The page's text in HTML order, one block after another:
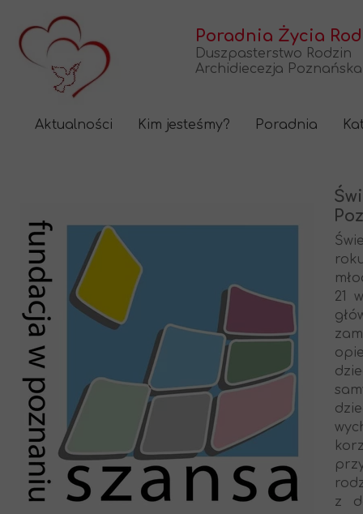
21
z
Poradnia Życia
Duszpasterstwo Rodzin
Archidiecezja Poznańska
Aktualności Kim jesteśmy? Poradnia